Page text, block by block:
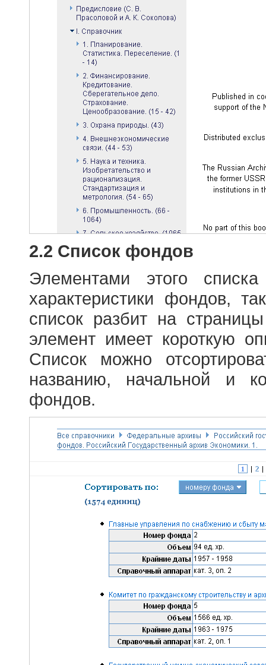
2.2 Список фондов
Элементами этого
характеристики фондов,
список разбит на
элемент имеет короткую
Список можно
названию, начальной и
фондов.